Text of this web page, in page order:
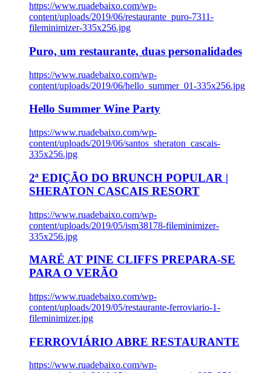
https://www.ruadebaixo.com/wp-
content/uploads/2019/06/restaurante_puro-7311-
fileminimizer-335x256.jpg
Puro, um restaurante, duas personalidades
https://www.ruadebaixo.com/wp-
content/uploads/2019/06/hello_summer_01-335x256.jpg
Hello Summer Wine Party
https://www.ruadebaixo.com/wp-
content/uploads/2019/06/santos_sheraton_cascais-
335x256.jpg
2ª EDIÇÃO DO BRUNCH POPULAR |
SHERATON CASCAIS RESORT
https://www.ruadebaixo.com/wp-
content/uploads/2019/05/ism38178-fileminimizer-
335x256.jpg
MARÉ AT PINE CLIFFS PREPARA-SE
PARA O VERÃO
https://www.ruadebaixo.com/wp-
content/uploads/2019/05/restaurante-ferroviario-1-
fileminimizer.jpg
FERROVIÁRIO ABRE RESTAURANTE
https://www.ruadebaixo.com/wp-